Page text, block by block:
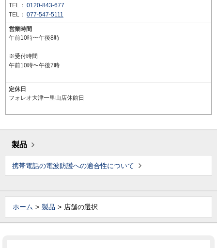
TEL： 0120-843-677
TEL： 077-547-5111
営業時間
午前10時〜午後8時
※受付時間
午前10時〜午後7時
定休日
フォレオ大津一里山店休館日
製品
携帯電話の電波防護への適合性について
ホーム 製品 店舗の選択